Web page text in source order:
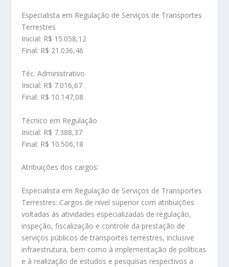
Especialista em Regulação de Serviços de Transportes
Terrestres
Inicial: R$ 15.058,12
Final: R$ 21.036,46
Téc. Administrativo
Inicial: R$ 7.016,67
Final: R$ 10.147,08
Técnico em Regulação
Inicial: R$ 7.388,37
Final: R$ 10.506,18
Atribuições dos cargos:
Especialista em Regulação de Serviços de Transportes
Terrestres: Cargos de nível superior com atribuições
voltadas às atividades especializadas de regulação,
inspeção, fiscalização e controle da prestação de
serviços públicos de transportes terrestres, inclusive
infraestrutura, bem como à implementação de políticas
e à realização de estudos e pesquisas respectivos a